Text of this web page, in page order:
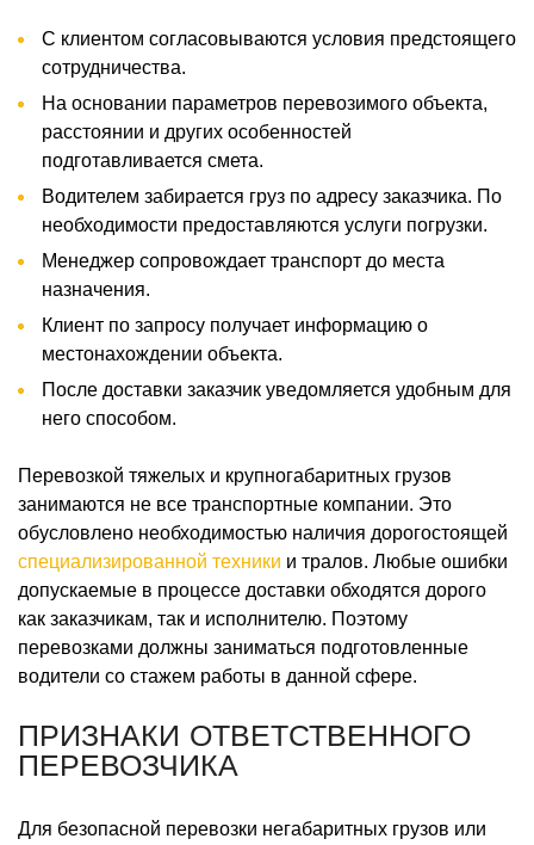
С клиентом согласовываются условия предстоящего
сотрудничества.
На основании параметров перевозимого объекта,
расстоянии и других особенностей
подготавливается смета.
Водителем забирается груз по адресу заказчика. По
необходимости предоставляются услуги погрузки.
Менеджер сопровождает транспорт до места
назначения.
Клиент по запросу получает информацию о
местонахождении объекта.
После доставки заказчик уведомляется удобным для
него способом.
Перевозкой тяжелых и крупногабаритных грузов
занимаются не все транспортные компании. Это
обусловлено необходимостью наличия дорогостоящей
специализированной техники и тралов. Любые ошибки
допускаемые в процессе доставки обходятся дорого
как заказчикам, так и исполнителю. Поэтому
перевозками должны заниматься подготовленные
водители со стажем работы в данной сфере.
ПРИЗНАКИ ОТВЕТСТВЕННОГО
ПЕРЕВОЗЧИКА
Для безопасной перевозки негабаритных грузов или